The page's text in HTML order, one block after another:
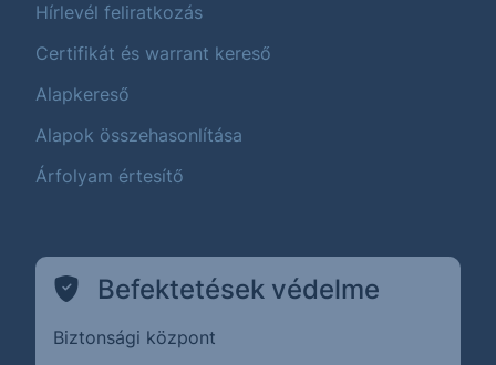
Hírlevél feliratkozás
Certifikát és warrant kereső
Alapkereső
Alapok összehasonlítása
Árfolyam értesítő
Befektetések védelme
Biztonsági központ